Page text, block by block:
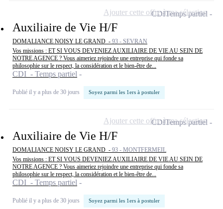
Auxiliaire de Vie H/F
DOMALIANCE NOISY LE GRAND - 93 - SEVRAN
Vos missions : ET SI VOUS DEVENIEZ AUXILIAIRE DE VIE AU SEIN DE
NOTRE AGENCE ? Vous aimeriez rejoindre une entreprise qui fonde sa
philosophie sur le respect, la considération et le bien-être de...
CDI - Temps partiel
Publié il y a plus de 30 jours Soyez parmi les 1ers à postuler
CDITemps partiel
Ajouter cette offre à ma sélection
Auxiliaire de Vie H/F
DOMALIANCE NOISY LE GRAND - 93 - MONTFERMEIL
Vos missions : ET SI VOUS DEVENIEZ AUXILIAIRE DE VIE AU SEIN DE
NOTRE AGENCE ? Vous aimeriez rejoindre une entreprise qui fonde sa
philosophie sur le respect, la considération et le bien-être de...
CDI - Temps partiel
Publié il y a plus de 30 jours Soyez parmi les 1ers à postuler
CDITemps partiel
Ajouter cette offre à ma sélection